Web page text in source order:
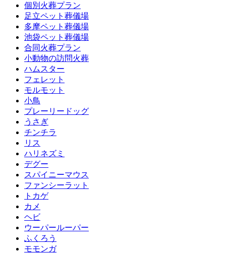
個別火葬プラン
足立ペット葬儀場
多摩ペット葬儀場
池袋ペット葬儀場
合同火葬プラン
小動物の訪問火葬
ハムスター
フェレット
モルモット
小鳥
プレーリードッグ
うさぎ
チンチラ
リス
ハリネズミ
デグー
スパイニーマウス
ファンシーラット
トカゲ
カメ
ヘビ
ウーパールーパー
ふくろう
モモンガ